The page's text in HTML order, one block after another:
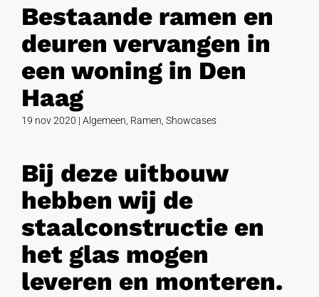
Bestaande ramen en
deuren vervangen in
een woning in Den
Haag
19 nov 2020 | Algemeen Ramen Showcases
Bij deze uitbouw
hebben wij de
staalconstructie en
het glas mogen
leveren en monteren.